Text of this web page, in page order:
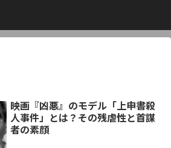
映画『凶悪』のモデル「上申書殺
人事件」とは？その残虐性と首謀
者の素顔